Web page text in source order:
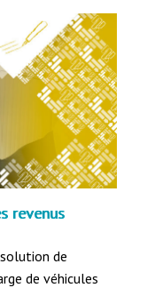
revenus
solution de
de véhicules